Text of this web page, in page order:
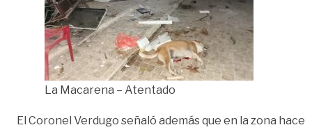
La Macarena – Atentado
El Coronel Verdugo señaló además que en la zona hace